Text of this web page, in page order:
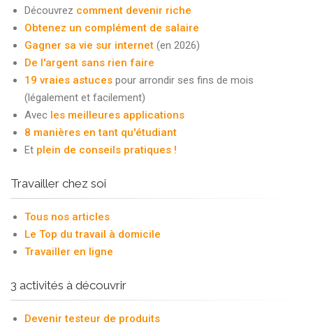
Découvrez comment devenir riche
Obtenez un complément de salaire
Gagner sa vie sur internet (en 2026)
De l'argent sans rien faire
19 vraies astuces pour arrondir ses fins de mois
(légalement et facilement)
Avec les meilleures applications
8 manières en tant qu'étudiant
Et plein de conseils pratiques !
Travailler chez soi
Tous nos articles
Le Top du travail à domicile
Travailler en ligne
3 activités à découvrir
Devenir testeur de produits